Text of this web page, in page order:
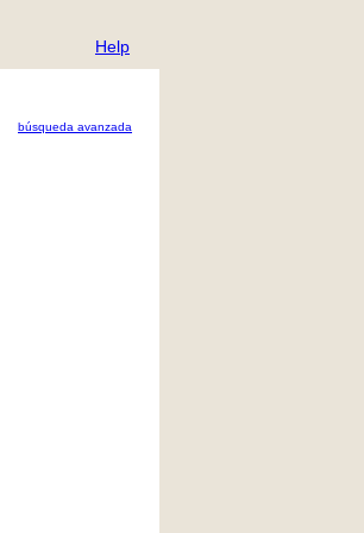
Help
búsqueda avanzada